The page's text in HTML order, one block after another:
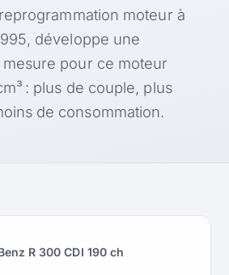
moteur à
développe une
pour ce moteur
: plus de couple, plus
de consommation.
R 300 CDI 190 ch